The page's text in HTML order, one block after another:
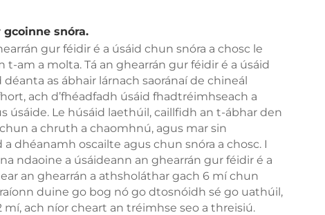
snóra.
gur féidir é a úsáid chun snóra a chosc le
t-am a molta. Tá an ghearrán gur féidir é a úsáid
as ábhair lárnach saoránaí de chineál
ach d’fhéadfadh úsáid fhadtréimhseach a
úsáide. Le húsáid laethúil, caillfidh an t-ábhar den
a chruth a chaomhnú, agus mar sin
dhéanamh oscailte agus chun snóra a chosc. I
ndaoine a úsáideann an ghearrán gur féidir é a
an ghearrán a athsholáthar gach 6 mí chun
duine go bog nó go dtosnóidh sé go uathúil,
ach níor cheart an tréimhse seo a threisiú.